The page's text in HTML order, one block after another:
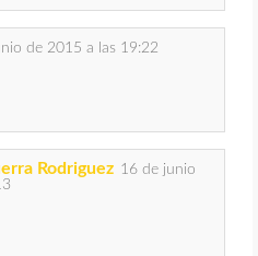
de 2015 a las 19:22
Rodriguez 16 de junio